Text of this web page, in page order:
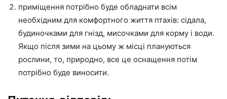
приміщення потрібно буде обладнати всім
необхідним для комфортного життя птахів: сідала,
будиночками для гнізд, мисочками для корму і води.
Якщо після зими на цьому ж місці плануються
рослини, то, природно, все це оснащення потім
потрібно буде виносити.